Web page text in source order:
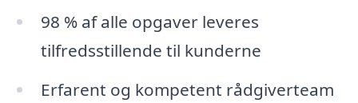
98 % af alle opgaver leveres
tilfredsstillende til kunderne
Erfarent og kompetent rådgiverteam